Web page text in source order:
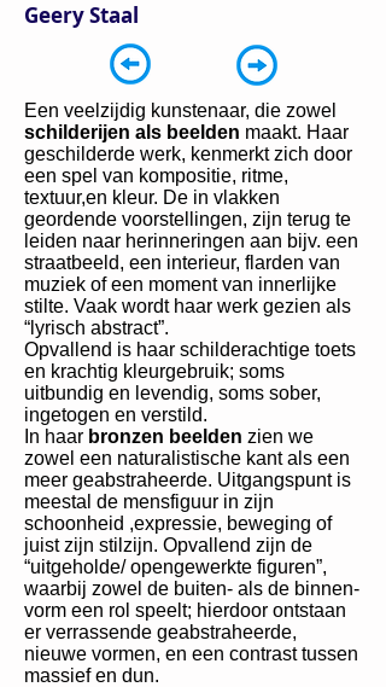
Een veelzijdig kunstenaar, die zowel
schilderijen als beelden maakt. Haar
geschilderde werk, kenmerkt zich door
een spel van kompositie, ritme,
textuur,en kleur. De in vlakken
geordende voorstellingen, zijn terug te
leiden naar herinneringen aan bijv. een
straatbeeld, een interieur, flarden van
muziek of een moment van innerlijke
stilte. Vaak wordt haar werk gezien als
“lyrisch abstract”.
Opvallend is haar schilderachtige toets
en krachtig kleurgebruik; soms
uitbundig en levendig, soms sober,
ingetogen en verstild.
In haar bronzen beelden zien we
zowel een naturalistische kant als een
meer geabstraheerde. Uitgangspunt is
meestal de mensfiguur in zijn
schoonheid ,expressie, beweging of
juist zijn stilzijn. Opvallend zijn de
“uitgeholde/ opengewerkte figuren”,
waarbij zowel de buiten- als de binnen-
vorm een rol speelt; hierdoor ontstaan
er verrassende geabstraheerde,
nieuwe vormen, en een contrast tussen
massief en dun.
Geery Staal